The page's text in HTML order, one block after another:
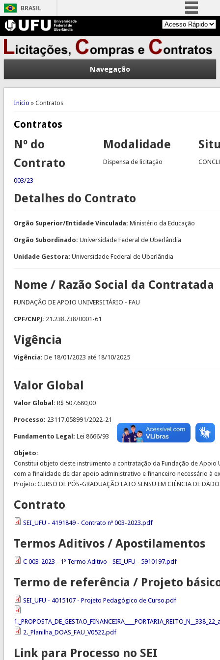
BRASIL
Simplifique!
Comunica BR
Participe
Acesso à informação
Legislação
Navegação
Você está aqui
Início » Contratos
Contratos
Nº do
Contrato
003/23
Modalidade
Dispensa de licitação
Detalhes do Contrato
Orgão Superior/Entidade Vinculada: Ministério da Educação
Orgão Subordinado: Universidade Federal de Uberlândia
Unidade Gestora: Universidade Federal de Uberlândia
Nome / Razão Social da Contratada
FUNDAÇÃO DE APOIO UNIVERSITÁRIO - FAU
CPF/CNPJ: 21.238.738/0001-61
Vigência
Vigência: De 18/01/2023 até 18/10/2025
Valor Global
Valor Global: R$ 507.680,00
Processo: 23117.058991/2022-21
Fundamento Legal: Lei 8666/93
Objeto:
Constitui objeto deste instrumento a contratação da Fundação de Apoio
com a finalidade de dar apoio administrativo e financeiro necessário à
Projeto: CURSO DE PÓS-GRADUAÇÃO LATO SENSU EM CIÊNCIA DE
Contrato
SEI_UFU - 4191849 - Contrato nº 003-2023.pdf
Termos Aditivos / Apostilamentos
C 003-2023 - 1º Termo Aditivo - SEI_UFU - 5910197.pdf
Termo de referência / Projeto
SEI_UFU - 4015107 - Projeto Pedagógico de Curso.pdf
2._Planilha_DOAS_FAU_V0522.pdf
Link para Processo no SEI